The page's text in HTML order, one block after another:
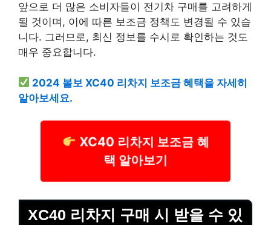
앞으로 더 많은 소비자들이 전기차 구매를 고려하게
될 것이며, 이에 따른 보조금 정책도 변경될 수 있습
니다. 그러므로, 최신 정보를 수시로 확인하는 것도
매우 중요합니다.
2024 볼보 XC40 리차지 보조금 혜택을 자세히
알아보세요.
XC40 리차지 보조금 혜
택 알아보기
XC40 리차지 구매 시 받을 수 있